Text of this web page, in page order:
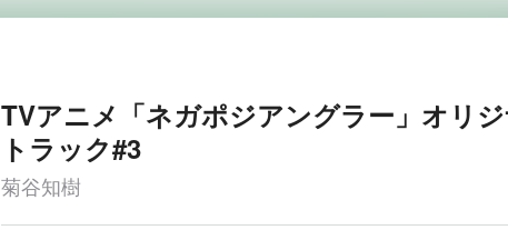
TVアニメ「ネガポジアングラー」オリ
トラック#3
菊谷知樹